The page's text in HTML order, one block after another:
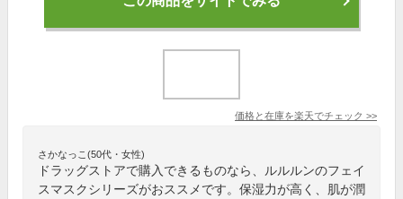
価格と在庫を楽天でチェック >>
さかなっこ(50代・女性)
ドラッグストアで購入できるものなら、ルルルンのフェイ
スマスクシリーズがおススメです。保湿力が高く、肌が潤